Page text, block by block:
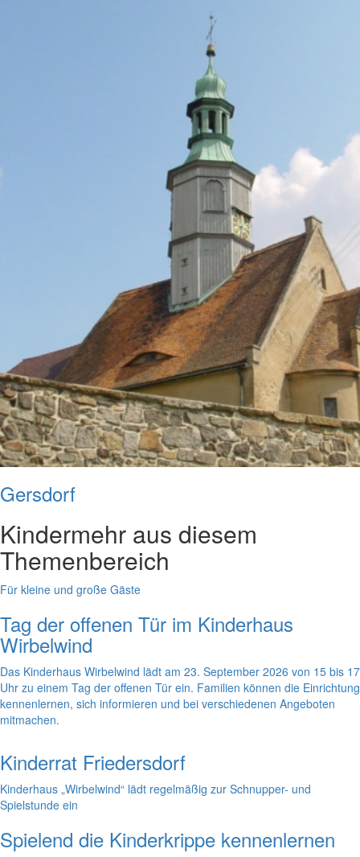
Gersdorf
Kindermehr aus diesem
Themenbereich
Für kleine und große Gäste
Tag der offenen Tür im Kinderhaus
Wirbelwind
Das Kinderhaus Wirbelwind lädt am 23. September 2026 von 15 bis 17
Uhr zu einem Tag der offenen Tür ein. Familien können die Einrichtung
kennenlernen, sich informieren und bei verschiedenen Angeboten
mitmachen.
Kinderrat Friedersdorf
Kinderhaus „Wirbelwind“ lädt regelmäßig zur Schnupper- und
Spielstunde ein
Spielend die Kinderkrippe kennenlernen